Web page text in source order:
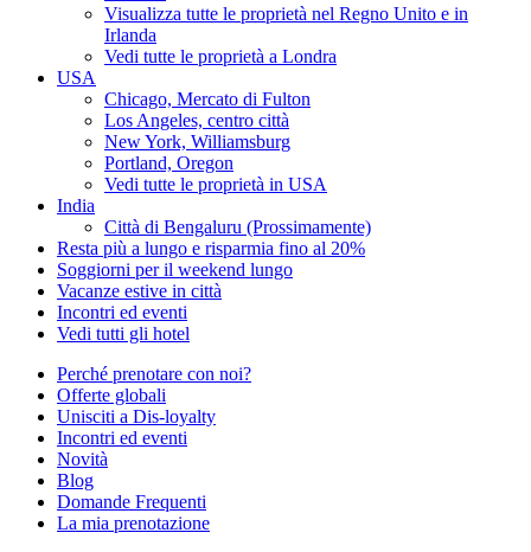
Visualizza tutte le proprietà nel Regno Unito e in
Irlanda
Vedi tutte le proprietà a Londra
USA
Chicago, Mercato di Fulton
Los Angeles, centro città
New York, Williamsburg
Portland, Oregon
Vedi tutte le proprietà in USA
India
Città di Bengaluru (Prossimamente)
Resta più a lungo e risparmia fino al 20%
Soggiorni per il weekend lungo
Vacanze estive in città
Incontri ed eventi
Vedi tutti gli hotel
Perché prenotare con noi?
Offerte globali
Unisciti a Dis-loyalty
Incontri ed eventi
Novità
Blog
Domande Frequenti
La mia prenotazione